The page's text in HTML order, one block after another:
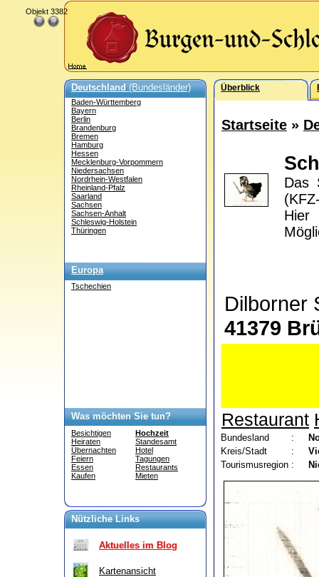
Deutschland(Bundesländer)
Baden-Württemberg
Bayern
Berlin
Brandenburg
Bremen
Hamburg
Hessen
Mecklenburg-Vorpommern
Niedersachsen
Nordrhein-Westfalen
Rheinland-Pfalz
Saarland
Sachsen
Sachsen-Anhalt
Schleswig-Holstein
Thüringen
Europa
Tschechien
Was möchten Sie tun?
Besichtigen
Heiraten
Übernachten
Feiern
Essen
Kaufen
Hochzeit
Standesamt
Hotel
Tagungen
Restaurants
Mieten
Nützliche Links
Aktuelles im Blog
Kartenansicht
Überblick
Startseite »
Das
41379
Restaurant
Bundesland :
Kreis/Stadt
:
Tourismusregion :
Objekt 3382